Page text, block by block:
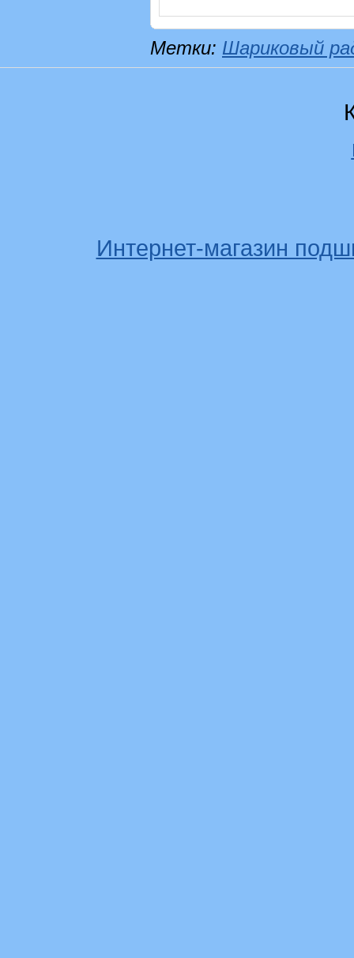
Метки: Шариковый
Интернет-магазин